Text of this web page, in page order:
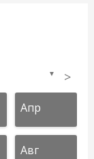
▼ >
Апр
Авг